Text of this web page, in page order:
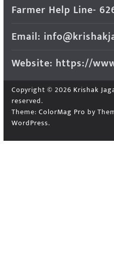
Farmer Help Line-
Email:
Website: https://
Copyright © 2026 Krishak
reserved.
Theme: ColorMag Pro by
WordPress.